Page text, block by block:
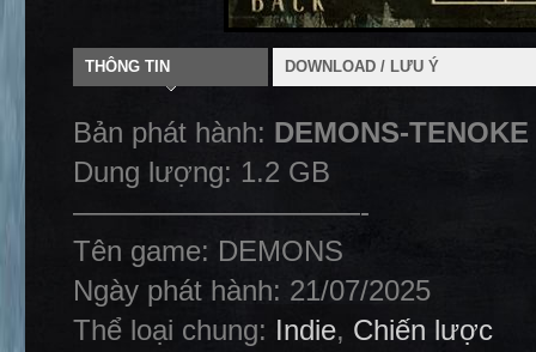
THÔNG TIN DOWNLOAD / LƯU Ý
Bản phát hành: DEMONS-TENOKE
Dung lượng: 1.2 GB
——————————-
Tên game: DEMONS
Ngày phát hành: 21/07/2025
Thể loại chung: Indie, Chiến lược